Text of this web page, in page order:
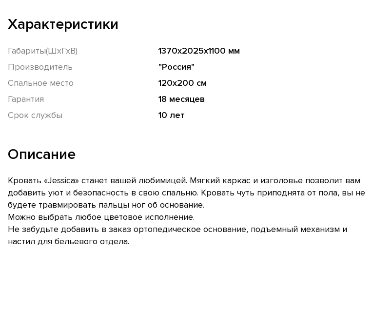
Характеристики
Габариты(ШхГхВ)
1370х2025х1100 мм
Производитель
"Россия"
Спальное место
120х200 см
Гарантия
18 месяцев
Срок службы
10 лет
Описание
Кровать «Jessica» станет вашей любимицей. Мягкий каркас и изголовье позволит вам
добавить уют и безопасность в свою спальню. Кровать чуть приподнята от пола, вы не
будете травмировать пальцы ног об основание.
Можно выбрать любое цветовое исполнение.
Не забудьте добавить в заказ ортопедическое основание, подъемный механизм и
настил для бельевого отдела.